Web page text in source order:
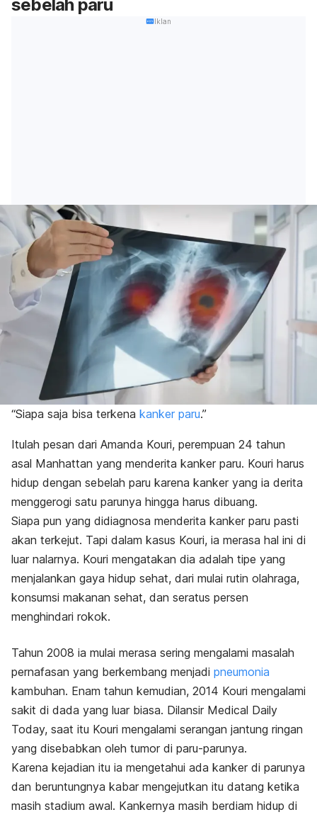
sebelah paru
Iklan
“Siapa saja bisa terkena kanker paru.”
Itulah pesan dari Amanda Kouri, perempuan 24 tahun
asal Manhattan yang menderita kanker paru. Kouri harus
hidup dengan sebelah paru karena kanker yang ia derita
menggerogi satu parunya hingga harus dibuang.
Siapa pun yang didiagnosa menderita kanker paru pasti
akan terkejut. Tapi dalam kasus Kouri, ia merasa hal ini di
luar nalarnya. Kouri mengatakan dia adalah tipe yang
menjalankan gaya hidup sehat, dari mulai rutin olahraga,
konsumsi makanan sehat, dan seratus persen
menghindari rokok.
Tahun 2008 ia mulai merasa sering mengalami masalah
pernafasan yang berkembang menjadi pneumonia
kambuhan. Enam tahun kemudian, 2014 Kouri mengalami
sakit di dada yang luar biasa. Dilansir Medical Daily
Today, saat itu Kouri mengalami serangan jantung ringan
yang disebabkan oleh tumor di paru-parunya.
Karena kejadian itu ia mengetahui ada kanker di parunya
dan beruntungnya kabar mengejutkan itu datang ketika
masih stadium awal. Kankernya masih berdiam hidup di